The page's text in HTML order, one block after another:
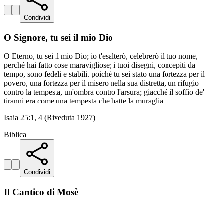
Condividi
O Signore, tu sei il mio Dio
O Eterno, tu sei il mio Dio; io t'esalterò, celebrerò il tuo nome,
perché hai fatto cose maravigliose; i tuoi disegni, concepiti da
tempo, sono fedeli e stabili. poiché tu sei stato una fortezza per il
povero, una fortezza per il misero nella sua distretta, un rifugio
contro la tempesta, un'ombra contro l'arsura; giacché il soffio de'
tiranni era come una tempesta che batte la muraglia.
Isaia 25:1, 4 (Riveduta 1927)
Biblica
Condividi
Il Cantico di Mosè